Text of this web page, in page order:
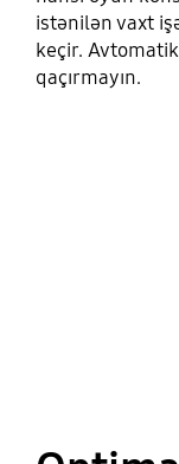
istənilən vaxt
keçir.
qaçırmayın.